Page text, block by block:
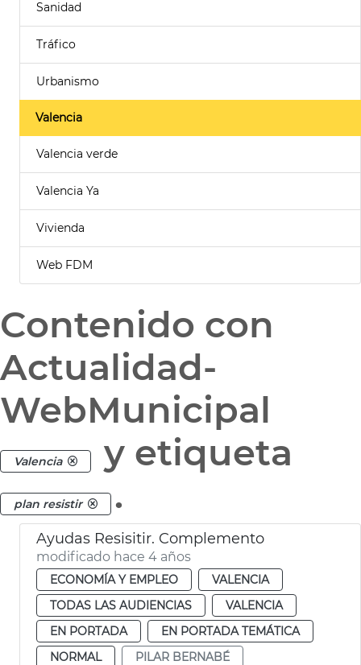
Sanidad
Tráfico
Urbanismo
Valencia
Valencia verde
Valencia Ya
Vivienda
Web FDM
Contenido con
Actualidad-
WebMunicipal
Valencia y etiqueta
plan resistir .
Ayudas Resisitir. Complemento
modificado hace 4 años
ECONOMÍA Y EMPLEO
VALENCIA
TODAS LAS AUDIENCIAS
VALENCIA
EN PORTADA
EN PORTADA TEMÁTICA
NORMAL
PILAR BERNABÉ